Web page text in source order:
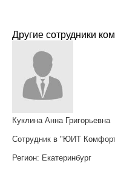
Другие сотрудники
Куклина Анна Григорьевна
Сотрудник в "ЮИТ
Регион: Екатеринбург